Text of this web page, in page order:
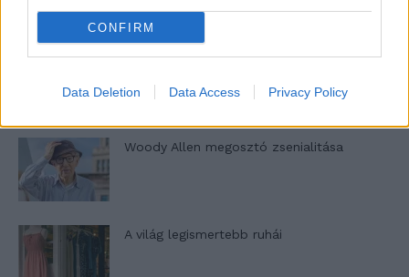
CONFIRM
Data Deletion Data Access Privacy Policy
Elyna Robbs: Adéle és az örökölt árnyak
Woody Allen megosztó zsenialitása
A világ legismertebb ruhái